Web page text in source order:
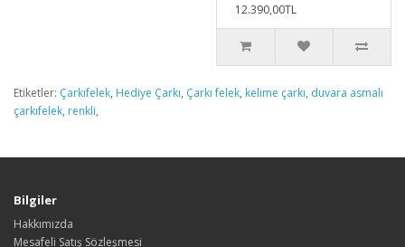
12.390,00TL
Etiketler: Çarkıfelek, Hediye Çarkı, Çarkı felek, kelime çarkı, duvara asmalı
çarkıfelek, renkli,
Bilgiler
Hakkımızda
Mesafeli Satış Sözleşmesi